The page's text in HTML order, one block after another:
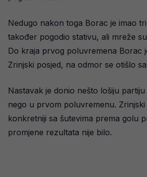
Nedugo nakon toga Borac je imao
također pogodio stativu, ali mreže
Do kraja prvog poluvremena Borac
Zrinjski posjed, na odmor se otišlo
Nastavak je donio nešto lošiju
nego u prvom poluvremenu. Zrinjski
konkretniji sa šutevima prema golu
promjene rezultata nije bilo.